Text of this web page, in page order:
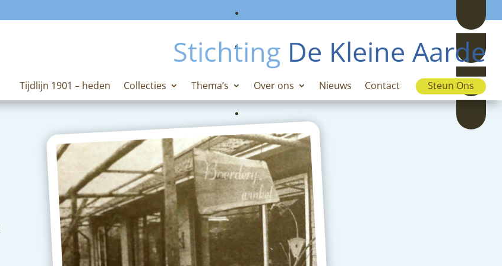
Stichting De Kleine Aarde
Tijdlijn 1901 – heden Collecties Thema’s Over ons Nieuws Contact Steun Ons